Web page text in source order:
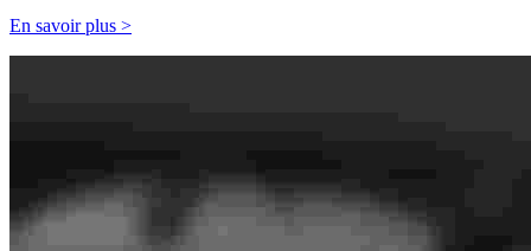
En savoir plus >